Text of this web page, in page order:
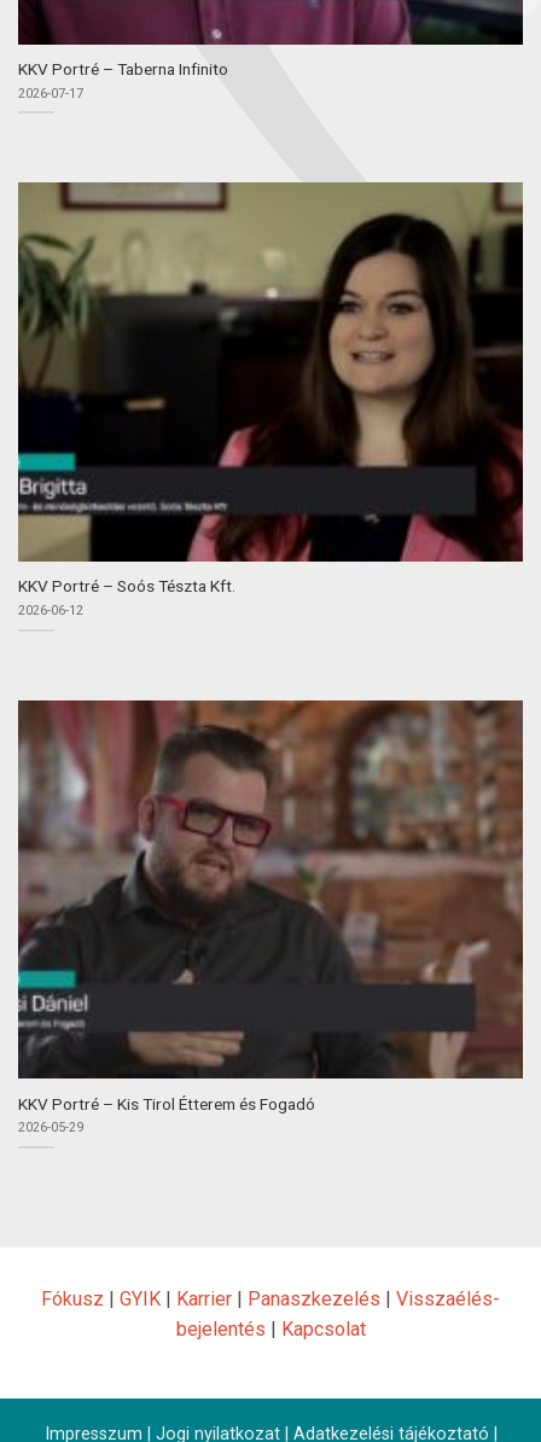
KKV Portré – Taberna Infinito
2026-07-17
KKV Portré – Soós Tészta Kft.
2026-06-12
KKV Portré – Kis Tirol Étterem és Fogadó
2026-05-29
Fókusz GYIK Karrier Panaszkezelés
Visszaélés-
bejelentés
Kapcsolat
Impresszum Jogi nyilatkozat| Adatkezelési tájékoztató